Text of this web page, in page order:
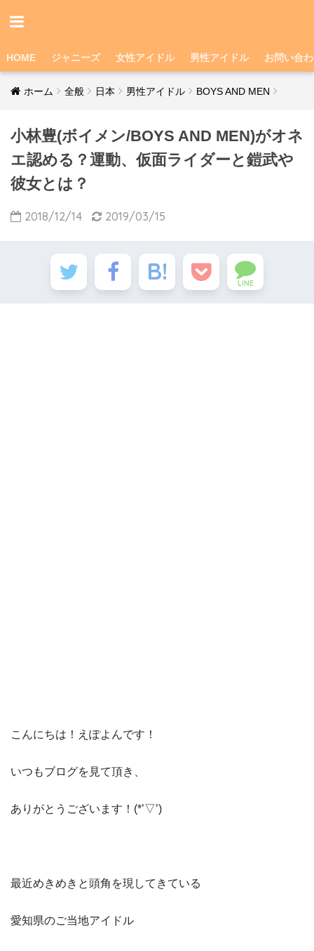
HOME ジャニーズ 女性アイドル 男性アイドル お問い合
ホーム 全般 日本 男性アイドル BOYS AND MEN
小林豊(ボイメン/BOYS AND MEN)がオネ
エ認める？運動、仮面ライダーと鎧武や
彼女とは？
2018/12/14 2019/03/15
LINE
こんにちは！えぽよんです！
いつもブログを見て頂き、
ありがとうございます！(*’▽’)
最近めきめきと頭角を現してきている
愛知県のご当地アイドル